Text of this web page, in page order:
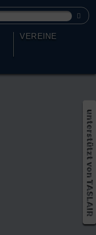
VEREINE